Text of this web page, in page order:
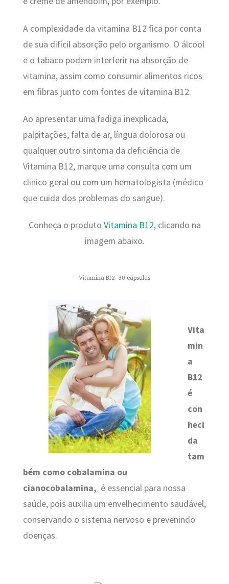
A complexidade da vitamina B12 fica por conta
de sua difícil absorção pelo organismo. O álcool
e o tabaco podem interferir na absorção de
vitamina, assim como consumir alimentos ricos
em fibras junto com fontes de vitamina B12.
Ao apresentar uma fadiga inexplicada,
palpitações, falta de ar, língua dolorosa ou
qualquer outro sintoma da deficiência de
Vitamina B12, marque uma consulta com um
clinico geral ou com um hematologista (médico
que cuida dos problemas do sangue).
Conheça o produto Vitamina B12, clicando na
imagem abaixo.
Vitamina B12- 30 cápsulas
Vita
min
a
B12
é
con
heci
da
tam
bém como cobalamina ou
cianocobalamina, é essencial para nossa
saúde, pois auxilia um envelhecimento saudável,
conservando o sistema nervoso e prevenindo
doenças.